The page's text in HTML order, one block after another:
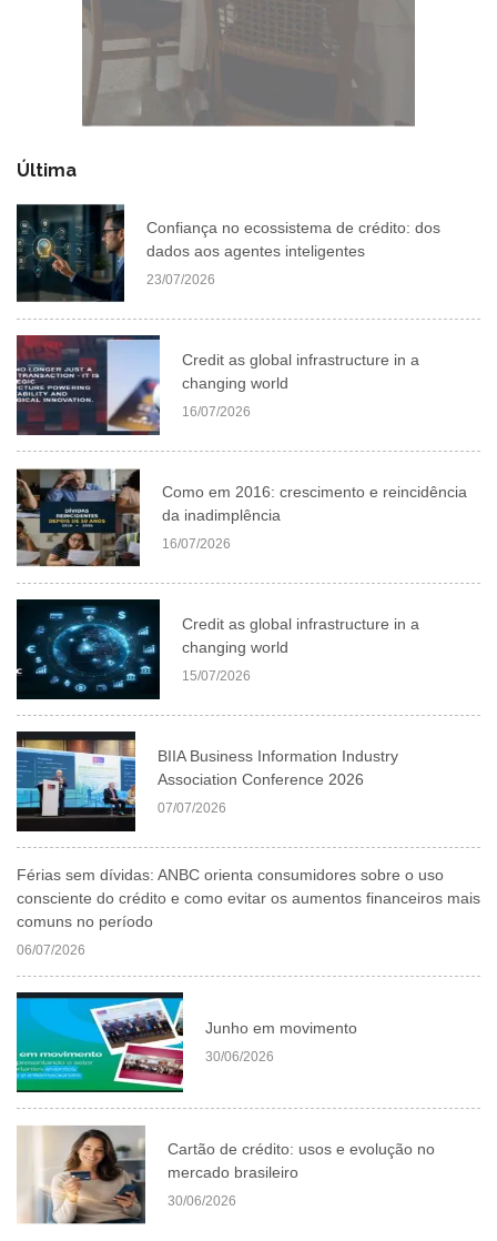
Última
Confiança no ecossistema de crédito: dos
dados aos agentes inteligentes
23/07/2026
Credit as global infrastructure in a
changing world
16/07/2026
Como em 2016: crescimento e reincidência
da inadimplência
16/07/2026
Credit as global infrastructure in a
changing world
15/07/2026
BIIA Business Information Industry
Association Conference 2026
07/07/2026
Férias sem dívidas: ANBC orienta consumidores sobre o uso
consciente do crédito e como evitar os aumentos financeiros mais
comuns no período
06/07/2026
Junho em movimento
30/06/2026
Cartão de crédito: usos e evolução no
mercado brasileiro
30/06/2026